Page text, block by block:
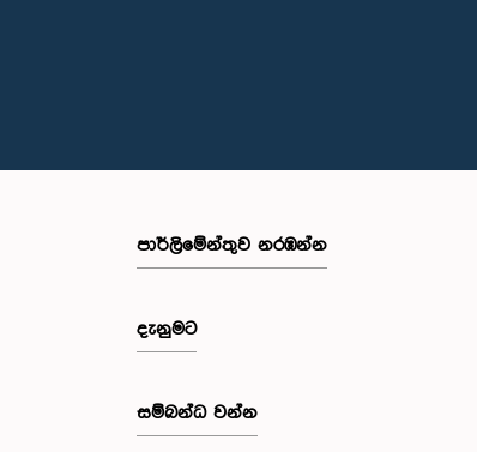
පාර්ලි‌මේන්තුව නරඹන්න
දැනුමට
සම්බන්ධ වන්න